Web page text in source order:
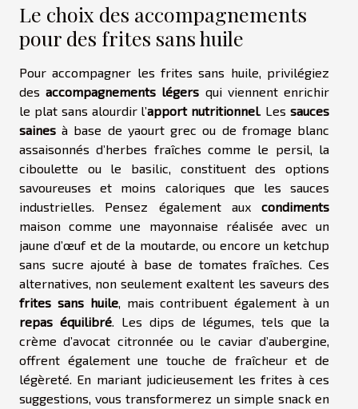
Le choix des accompagnements
pour des frites sans huile
Pour accompagner les frites sans huile, privilégiez
desaccompagnements légers qui viennent enrichir
le plat sans alourdir l’apport nutritionnel. Lessauces
saines à base de yaourt grec ou de fromage blanc
assaisonnés d’herbes fraîches comme le persil, la
ciboulette ou le basilic, constituent des options
savoureuses et moins caloriques que les sauces
industrielles. Pensez également aux condiments
maison comme une mayonnaise réalisée avec un
jaune d’œuf et de la moutarde, ou encore un ketchup
sans sucre ajouté à base de tomates fraîches. Ces
alternatives, non seulement exaltent les saveurs des
frites sans huile, mais contribuent également à un
repas équilibré. Les dips de légumes, tels que la
crème d’avocat citronnée ou le caviar d’aubergine,
offrent également une touche de fraîcheur et de
légèreté. En mariant judicieusement les frites à ces
suggestions, vous transformerez un simple snack en